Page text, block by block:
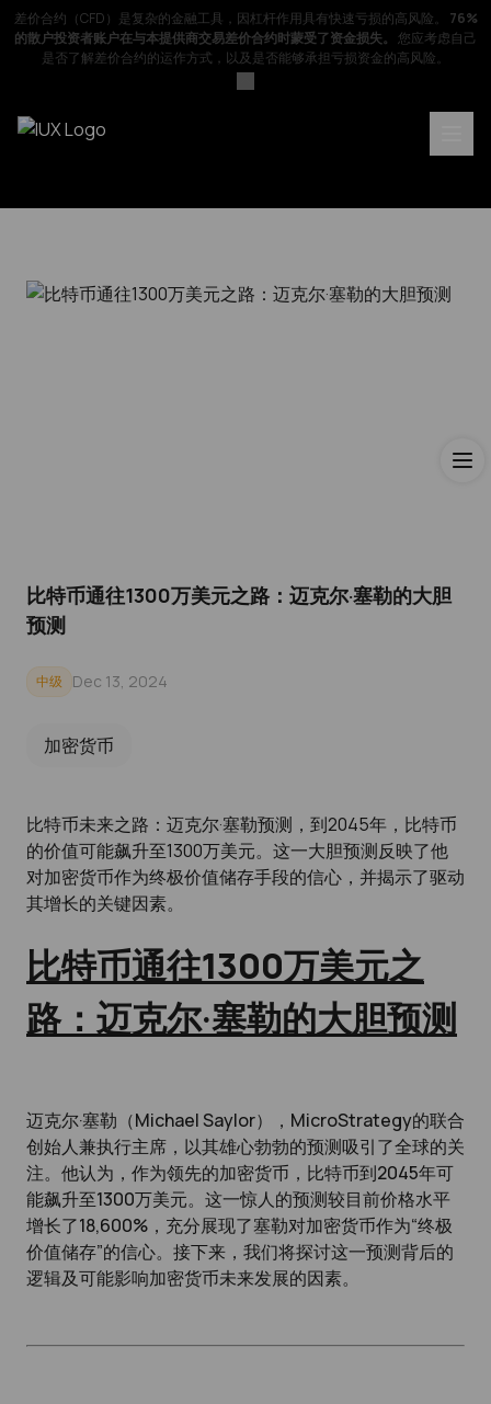
差价合约（CFD）是复杂的金融工具，因杠杆作用具有快速亏损的高风险。
76%
的散户投资者账户在与本提供商交易差价合约时蒙受了资金损失。
您应考虑自己
是否了解差价合约的运作方式，以及是否能够承担亏损资金的高风险。
比特币通往1300万美元之路：迈克尔·塞勒的大胆
预测
中级 Dec 13, 2024
加密货币
比特币未来之路：迈克尔·塞勒预测，到2045年，比特币
的价值可能飙升至1300万美元。这一大胆预测反映了他
对加密货币作为终极价值储存手段的信心，并揭示了驱动
其增长的关键因素。
比特币通往1300万美元之
路：迈克尔·塞勒的大胆预测
迈克尔·塞勒（Michael Saylor），MicroStrategy的联合
创始人兼执行主席，以其雄心勃勃的预测吸引了全球的关
注。他认为，作为领先的加密货币，比特币到2045年可
能飙升至1300万美元。这一惊人的预测较目前价格水平
增长了18,600%，充分展现了塞勒对加密货币作为“终极
价值储存”的信心。接下来，我们将探讨这一预测背后的
逻辑及可能影响加密货币未来发展的因素。